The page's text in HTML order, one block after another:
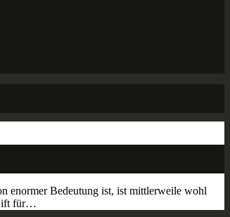
enormer Bedeutung ist, ist mittlerweile wohl
für…